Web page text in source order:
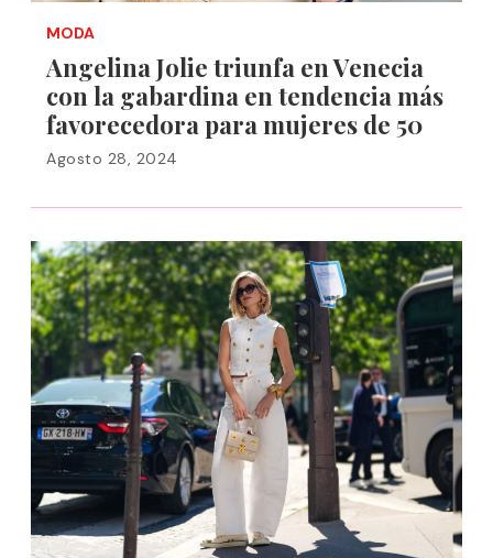
MODA
Angelina Jolie triunfa en Venecia
con la gabardina en tendencia más
favorecedora para mujeres de 50
Agosto 28, 2024